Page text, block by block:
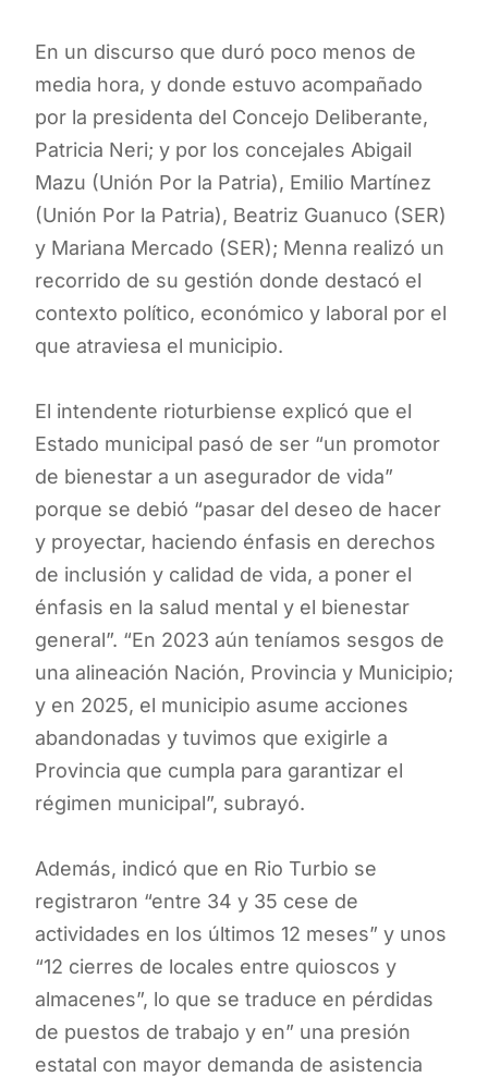
En un discurso que duró poco menos de
media hora, y donde estuvo acompañado
por la presidenta del Concejo Deliberante,
Patricia Neri; y por los concejales Abigail
Mazu (Unión Por la Patria), Emilio Martínez
(Unión Por la Patria), Beatriz Guanuco (SER)
y Mariana Mercado (SER); Menna realizó un
recorrido de su gestión donde destacó el
contexto político, económico y laboral por el
que atraviesa el municipio.
El intendente rioturbiense explicó que el
Estado municipal pasó de ser “un promotor
de bienestar a un asegurador de vida”
porque se debió “pasar del deseo de hacer
y proyectar, haciendo énfasis en derechos
de inclusión y calidad de vida, a poner el
énfasis en la salud mental y el bienestar
general”. “En 2023 aún teníamos sesgos de
una alineación Nación, Provincia y Municipio;
y en 2025, el municipio asume acciones
abandonadas y tuvimos que exigirle a
Provincia que cumpla para garantizar el
régimen municipal”, subrayó.
Además, indicó que en Rio Turbio se
registraron “entre 34 y 35 cese de
actividades en los últimos 12 meses” y unos
“12 cierres de locales entre quioscos y
almacenes”, lo que se traduce en pérdidas
de puestos de trabajo y en” una presión
estatal con mayor demanda de asistencia